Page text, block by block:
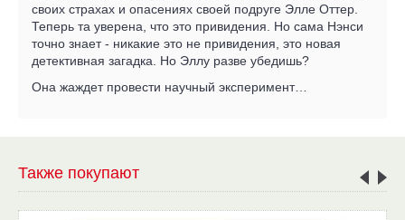
своих страхах и опасениях своей подруге Элле Оттер.
Теперь та уверена, что это привидения. Но сама Нэнси
точно знает - никакие это не привидения, это новая
детективная загадка. Но Эллу разве убедишь?
Она жаждет провести научный эксперимент…
Также покупают